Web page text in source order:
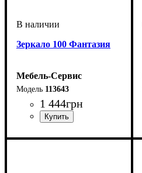
Зеркало 100 Фантазия
Мебель-Сервис
113643
1 444грн